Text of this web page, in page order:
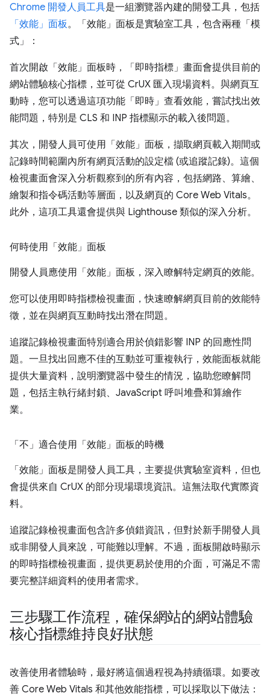
Chrome 開發人員工具是一組瀏覽器內建的開發工具，包括
「效能」面板。「效能」面板是實驗室工具，包含兩種「模
式」：
首次開啟「效能」面板時，「即時指標」畫面會提供目前的
網站體驗核心指標，並可從 CrUX 匯入現場資料。與網頁互
動時，您可以透過這項功能「即時」查看效能，嘗試找出效
能問題，特別是 CLS 和 INP 指標顯示的載入後問題。
其次，開發人員可使用「效能」面板，擷取網頁載入期間或
記錄時間範圍內所有網頁活動的設定檔 (或追蹤記錄)。這個
檢視畫面會深入分析觀察到的所有內容，包括網路、算繪、
繪製和指令碼活動等層面，以及網頁的 Core Web Vitals。
此外，這項工具還會提供與 Lighthouse 類似的深入分析。
何時使用「效能」面板
開發人員應使用「效能」面板，深入瞭解特定網頁的效能。
您可以使用即時指標檢視畫面，快速瞭解網頁目前的效能特
徵，並在與網頁互動時找出潛在問題。
追蹤記錄檢視畫面特別適合用於偵錯影響 INP 的回應性問
題。一旦找出回應不佳的互動並可重複執行，效能面板就能
提供大量資料，說明瀏覽器中發生的情況，協助您瞭解問
題，包括主執行緒封鎖、JavaScript 呼叫堆疊和算繪作
業。
「不」 適合使用「效能」面板的時機
「效能」面板是開發人員工具，主要提供實驗室資料，但也
會提供來自 CrUX 的部分現場環境資訊。這無法取代實際資
料。
追蹤記錄檢視畫面包含許多偵錯資訊，但對於新手開發人員
或非開發人員來說，可能難以理解。不過，面板開啟時顯示
的即時指標檢視畫面，提供更易於使用的介面，可滿足不需
要完整詳細資料的使用者需求。
三步驟工作流程，確保網站的網站體驗
核心指標維持良好狀態
改善使用者體驗時，最好將這個過程視為持續循環。如要改
善 Core Web Vitals 和其他效能指標，可以採取以下做法：